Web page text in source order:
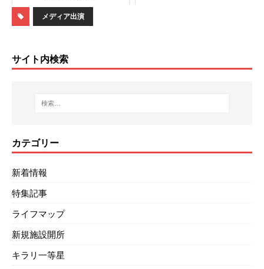
メディア出演
サイト内検索
カテゴリー
新着情報
特集記事
ライフマップ
新規施設開所
キラリ一等星